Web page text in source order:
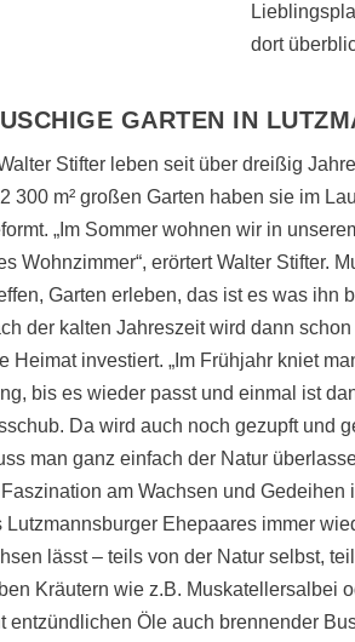
dort
GARTEN IN
Stifter leben seit über dreißig
300 m² großen Garten haben sie im
„Im Sommer wohnen wir in
Wohnzimmer“, erörtert Walter Stifter.
Garten erleben, das ist es was ihn
der kalten Jahreszeit wird dann
Heimat investiert. „Im Frühjahr kniet
bis es wieder passt und einmal ist
Da wird auch noch gezupft und
man ganz einfach der Natur
am Wachsen und Gedeihen
Lutzmannsburger Ehepaares immer
lässt – teils von der Natur selbst,
Kräutern wie z.B. Muskatellersalbei
entzündlichen Öle auch brennender